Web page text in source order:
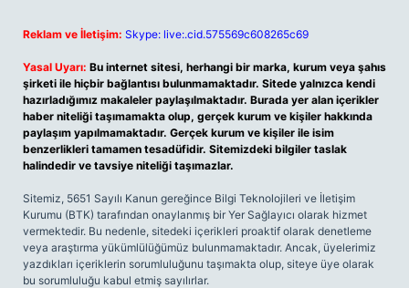
Reklam ve İletişim: Skype: live:.cid.575569c608265c69
Yasal Uyarı: Bu internet sitesi, herhangi bir marka, kurum veya şahıs
şirketi ile hiçbir bağlantısı bulunmamaktadır. Sitede yalnızca kendi
hazırladığımız makaleler paylaşılmaktadır. Burada yer alan içerikler
haber niteliği taşımamakta olup, gerçek kurum ve kişiler hakkında
paylaşım yapılmamaktadır. Gerçek kurum ve kişiler ile isim
benzerlikleri tamamen tesadüfidir. Sitemizdeki bilgiler taslak
halindedir ve tavsiye niteliği taşımazlar.
Sitemiz, 5651 Sayılı Kanun gereğince Bilgi Teknolojileri ve İletişim
Kurumu (BTK) tarafından onaylanmış bir Yer Sağlayıcı olarak hizmet
vermektedir. Bu nedenle, sitedeki içerikleri proaktif olarak denetleme
veya araştırma yükümlülüğümüz bulunmamaktadır. Ancak, üyelerimiz
yazdıkları içeriklerin sorumluluğunu taşımakta olup, siteye üye olarak
bu sorumluluğu kabul etmiş sayılırlar.